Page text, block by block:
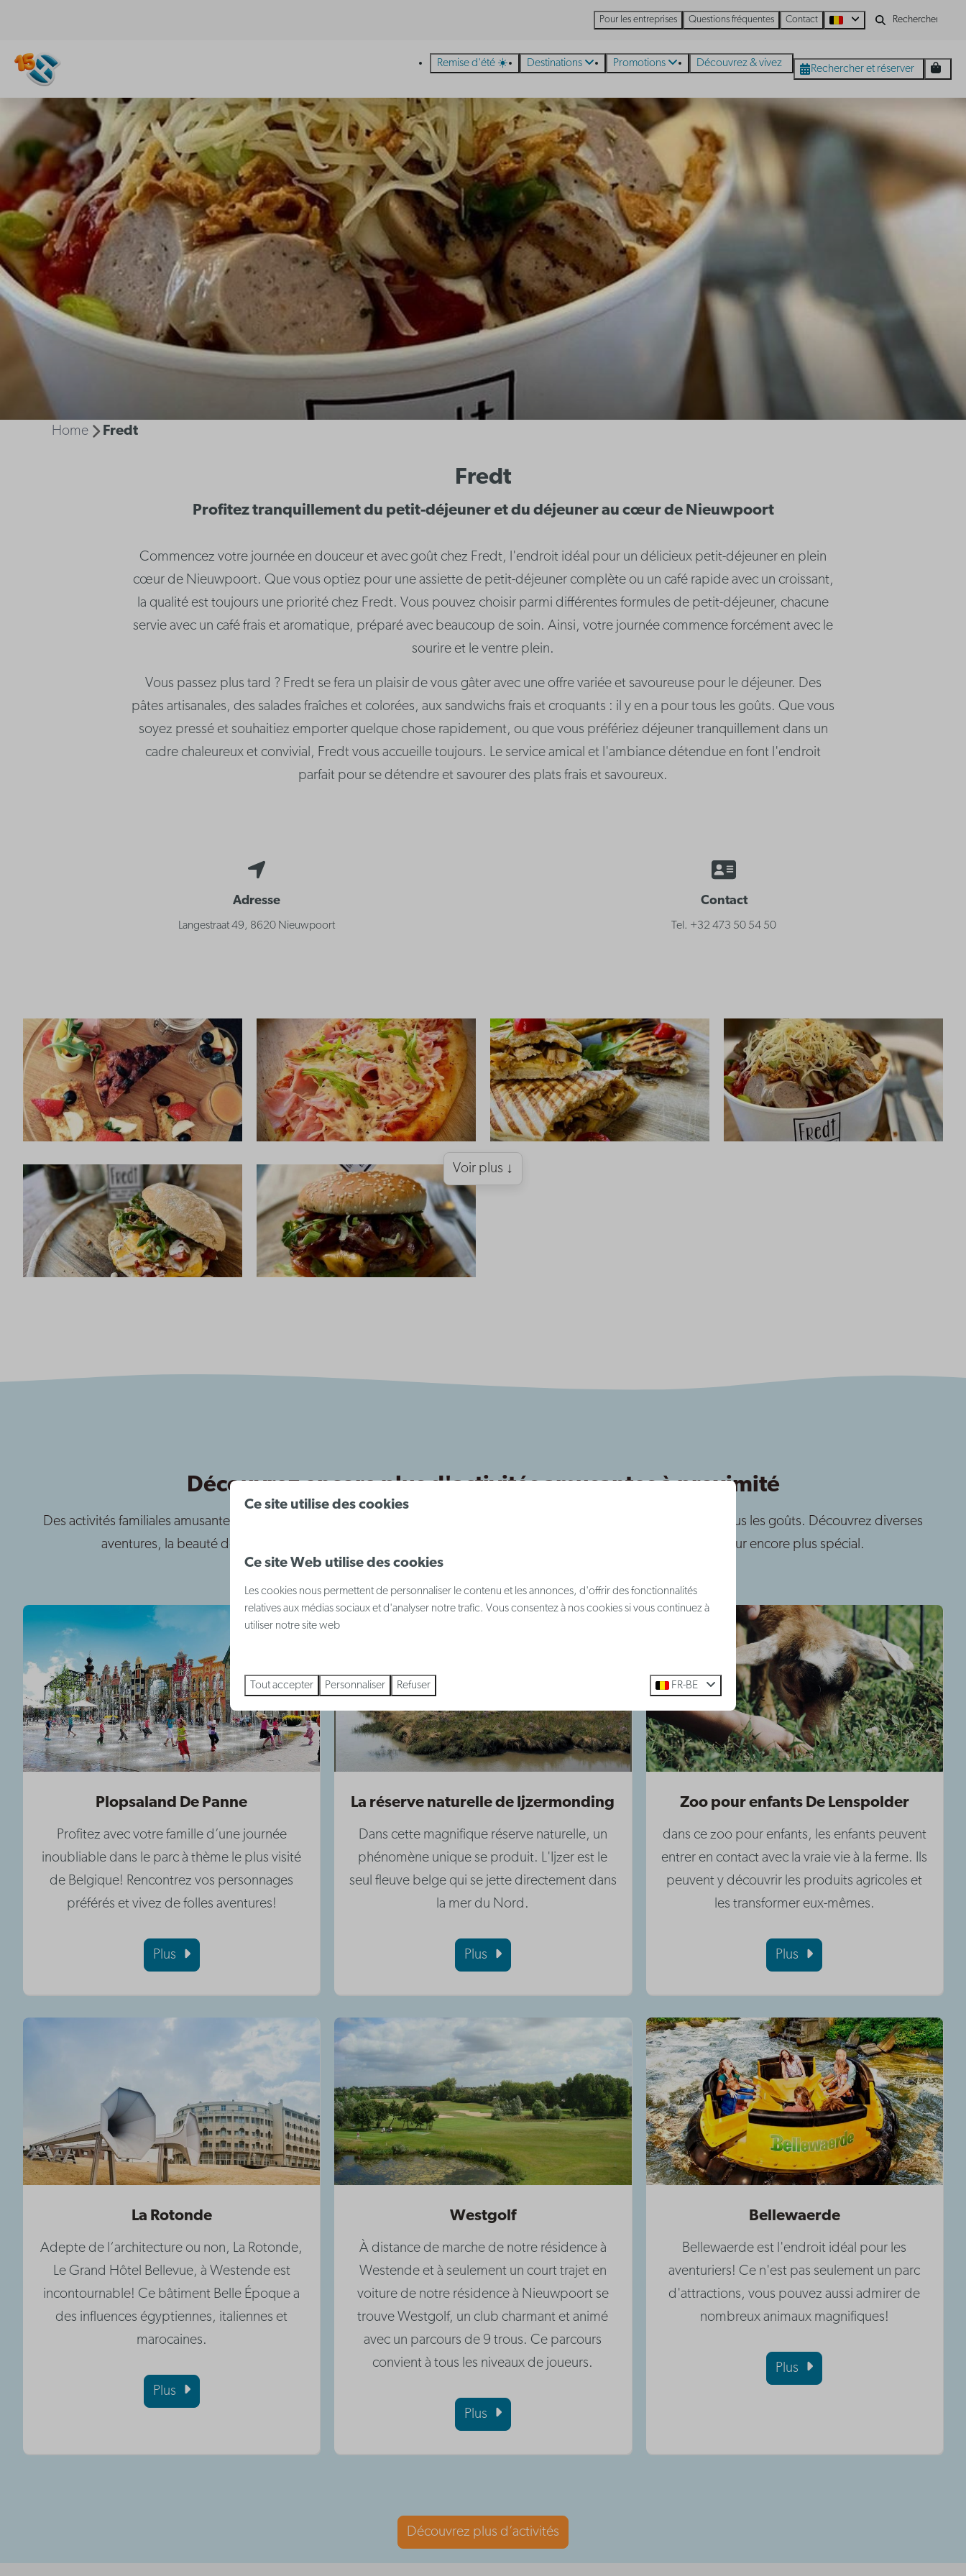
Pour les entreprises Questions fréquentes Contact
Remise d'été ☀️ Destinations Promotions Découvrez & vivez Rechercher et réserver
Home Fredt
Fredt
Profitez tranquillement du petit-déjeuner et du déjeuner au cœur de Nieuwpoort
Commencez votre journée en douceur et avec goût chez Fredt, l'endroit idéal pour un délicieux petit-déjeuner en plein
cœur de Nieuwpoort. Que vous optiez pour une assiette de petit-déjeuner complète ou un café rapide avec un croissant,
la qualité est toujours une priorité chez Fredt. Vous pouvez choisir parmi différentes formules de petit-déjeuner, chacune
servie avec un café frais et aromatique, préparé avec beaucoup de soin. Ainsi, votre journée commence forcément avec le
sourire et le ventre plein.
Vous passez plus tard ? Fredt se fera un plaisir de vous gâter avec une offre variée et savoureuse pour le déjeuner. Des
pâtes artisanales, des salades fraîches et colorées, aux sandwichs frais et croquants : il y en a pour tous les goûts. Que vous
soyez pressé et souhaitiez emporter quelque chose rapidement, ou que vous préfériez déjeuner tranquillement dans un
cadre chaleureux et convivial, Fredt vous accueille toujours. Le service amical et l'ambiance détendue en font l'endroit
parfait pour se détendre et savourer des plats frais et savoureux.
Adresse
Langestraat 49, 8620 Nieuwpoort
Contact
Tel. +32 473 50 54 50
Voir plus ↓
Découvrez encore plus d'activités amusantes à proximité
Des activités familiales amusantes et des défis sportifs aux sites culturels et lieux de rencontre conviviaux, il y en a pour tous les goûts. Découvrez diverses
aventures, la beauté de la nature, des événements locaux et des possibilités de détente qui rendent votre séjour encore plus spécial.
Plopsaland De Panne
Profitez avec votre famille d’une journée
inoubliable dans le parc à thème le plus visité
de Belgique! Rencontrez vos personnages
préférés et vivez de folles aventures!
Plus
La réserve naturelle de Ijzermonding
Dans cette magnifique réserve naturelle, un
phénomène unique se produit. L'Ijzer est le
seul fleuve belge qui se jette directement dans
la mer du Nord.
Plus
Zoo pour enfants De Lenspolder
dans ce zoo pour enfants, les enfants peuvent
entrer en contact avec la vraie vie à la ferme. Ils
peuvent y découvrir les produits agricoles et
les transformer eux-mêmes.
Plus
La Rotonde
Adepte de l‘architecture ou non, La Rotonde,
Le Grand Hôtel Bellevue, à Westende est
incontournable! Ce bâtiment Belle Époque a
des influences égyptiennes, italiennes et
marocaines.
Plus
Westgolf
À distance de marche de notre résidence à
Westende et à seulement un court trajet en
voiture de notre résidence à Nieuwpoort se
trouve Westgolf, un club charmant et animé
avec un parcours de 9 trous. Ce parcours
convient à tous les niveaux de joueurs.
Plus
Bellewaerde
Bellewaerde est l'endroit idéal pour les
aventuriers! Ce n'est pas seulement un parc
d'attractions, vous pouvez aussi admirer de
nombreux animaux magnifiques!
Plus
Découvrez plus d’activités
Ce site utilise des cookies
Ce site Web utilise des cookies
Les cookies nous permettent de personnaliser le contenu et les annonces, d'offrir des fonctionnalités
relatives aux médias sociaux et d'analyser notre trafic. Vous consentez à nos cookies si vous continuez à
utiliser notre site web
Tout accepter Personnaliser Refuser FR-BE